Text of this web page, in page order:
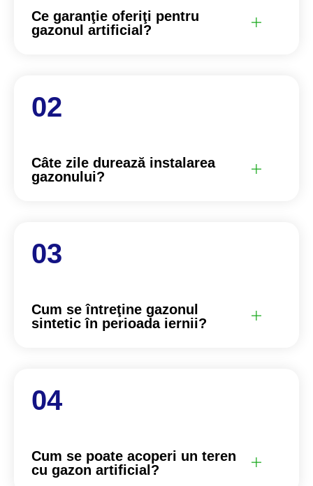
Ce garanţie oferiţi pentru
gazonul artificial?
Câte zile durează instalarea
gazonului?
Cum se întreţine gazonul
sintetic în perioada iernii?
Cum se poate acoperi un teren
cu gazon artificial?